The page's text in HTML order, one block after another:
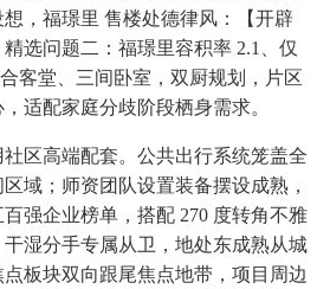
，福璟里 售楼处德律风：【开辟
选问题二：福璟里容积率 2.1、仅
客堂、三间卧室，双厨规划，片区
适配家庭分歧阶段栖身需求。
高端配套。公共出行系统笼盖全
域；师资团队设置装备摆设成熟，
强企业榜单，搭配 270 度转角不雅
湿分手专属从卫，地处东成熟从城
板块双向跟尾焦点地带，项目周边